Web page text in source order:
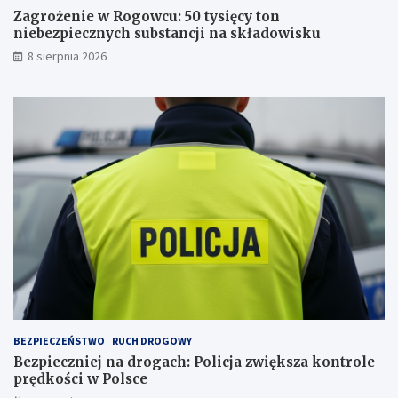
u
j
ą
c
i
t
u
j
s
a
n
y
c
h
u
t
a
n
n
s
k
ł
d
o
w
Zagrożenie w Rogowcu: 50 tysięcy ton
niebezpiecznych substancji na składowisku
8 sierpnia 2026
BEZPIECZEŃSTWO RUCH DROGOWY
Bezpieczniej na drogach: Policja zwiększa kontrole
prędkości w Polsce